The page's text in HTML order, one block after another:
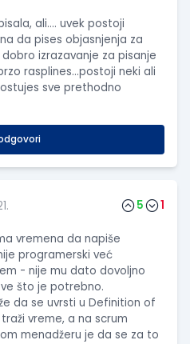
ali.... uvek postoji
da pises objasnjenja za
izrazavanje za pisanje
rasplines...postoji neki ali
sve prethodno
5 1
vremena da napiše
programerski već
- nije mu dato dovoljno
što je potrebno.
da se uvrsti u Definition of
vreme, a na scrum
menadžeru je da se za to